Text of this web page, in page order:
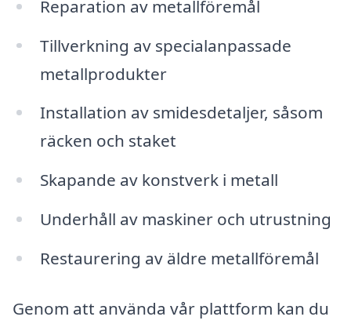
Reparation av metallföremål
Tillverkning av specialanpassade
metallprodukter
Installation av smidesdetaljer, såsom
räcken och staket
Skapande av konstverk i metall
Underhåll av maskiner och utrustning
Restaurering av äldre metallföremål
Genom att använda vår plattform kan du